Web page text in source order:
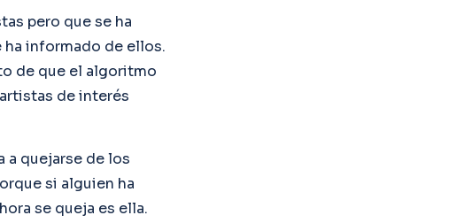
pero que se ha
informado de ellos.
de que el algoritmo
de interés
a quejarse de los
si alguien ha
se queja es ella.